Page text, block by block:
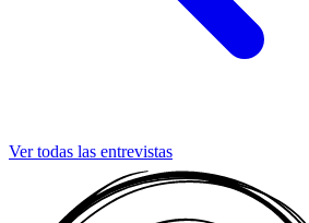
Ver todas las entrevistas